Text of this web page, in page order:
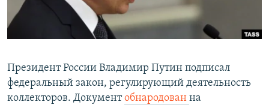
ПОБЕДИТЕЛЕЙ НЕ СУДЯТ?
КРЫМ.НЕПОКОРЕННЫЙ
ПРИСОЕДИНЯЙТЕСЬ!
Все сайты RFE/RL
Президент России Владимир Путин подписал
федеральный закон, регулирующий деятельность
коллекторов. Документобнародован на